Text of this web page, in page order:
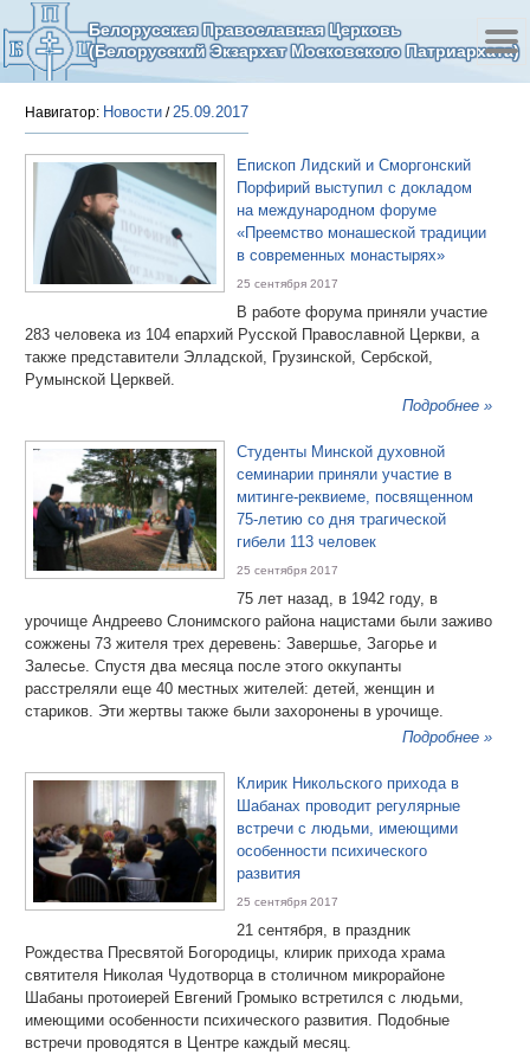
Белорусская Православная Церковь
(Белорусский Экзархат Московского Патриархата)
Навигатор: Новости /25.09.2017
Епископ Лидский и Сморгонский
Порфирий выступил с докладом
на международном форуме
«Преемство монашеской традиции
в современных монастырях»
25 сентября 2017
В работе форума приняли участие
283 человека из 104 епархий Русской Православной Церкви, а
также представители Элладской, Грузинской, Сербской,
Румынской Церквей.
Подробнее »
Студенты Минской духовной
семинарии приняли участие в
митинге-реквиеме, посвященном
75-летию со дня трагической
гибели 113 человек
25 сентября 2017
75 лет назад, в 1942 году, в
урочище Андреево Слонимского района нацистами были заживо
сожжены 73 жителя трех деревень: Завершье, Загорье и
Залесье. Спустя два месяца после этого оккупанты
расстреляли еще 40 местных жителей: детей, женщин и
стариков. Эти жертвы также были захоронены в урочище.
Подробнее »
Клирик Никольского прихода в
Шабанах проводит регулярные
встречи с людьми, имеющими
особенности психического
развития
25 сентября 2017
21 сентября, в праздник
Рождества Пресвятой Богородицы, клирик прихода храма
святителя Николая Чудотворца в столичном микрорайоне
Шабаны протоиерей Евгений Громыко встретился с людьми,
имеющими особенности психического развития. Подобные
встречи проводятся в Центре каждый месяц.